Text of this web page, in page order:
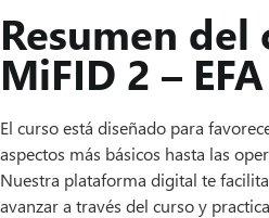
Resumen
MiFID 2 –
El curso está diseñado para
aspectos más básicos hasta las
Nuestra plataforma digital te
avanzar a través del curso y